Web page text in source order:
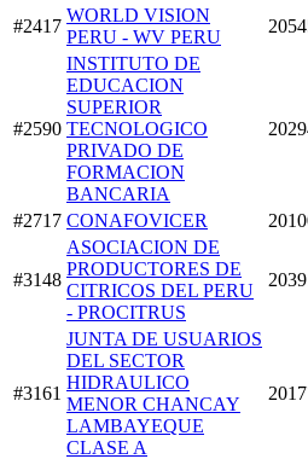
#2417
WORLD VISION
PERU - WV PERU
#2590
INSTITUTO DE
EDUCACION
SUPERIOR
TECNOLOGICO
PRIVADO DE
FORMACION
BANCARIA
#2717 CONAFOVICER
#3148
ASOCIACION DE
PRODUCTORES DE
CITRICOS DEL PERU
- PROCITRUS
#3161
JUNTA DE USUARIOS
DEL SECTOR
HIDRAULICO
MENOR CHANCAY
LAMBAYEQUE
CLASE A